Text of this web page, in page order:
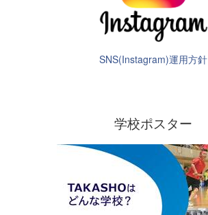
SNS(Instagram)運用方針
学校ポスター